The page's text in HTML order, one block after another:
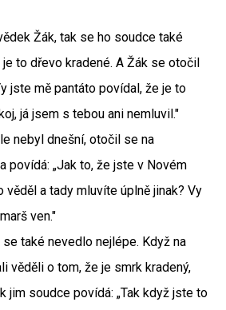
Žák, tak se ho soudce také
to dřevo kradené. A Žák se otočil
jste mě pantáto povídal, že je to
já jsem s tebou ani nemluvil."
nebyl dnešní, otočil se na
povídá: „Jak to, že jste v Novém
a tady mluvíte úplně jinak? Vy
ven."
také nevedlo nejlépe. Když na
věděli o tom, že je smrk kradený,
jim soudce povídá: „Tak když jste to